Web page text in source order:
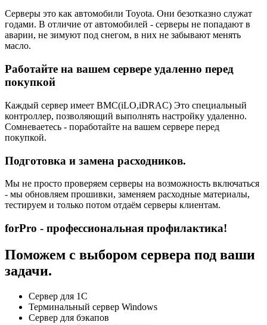
Серверы это как автомобили Toyota. Они безотказно служат
годами. В отличие от автомобилей - серверы не попадают в
аварии, не зимуют под снегом, в них не забывают менять
масло.
Работайте на вашем сервере удаленно перед
покупкой
Каждый сервер имеет BMC(iLO,iDRAC) Это специальный
контроллер, позволяющий выполнять настройку удаленно.
Сомневаетесь - поработайте на вашем сервере перед
покупкой.
Подготовка и замена расходников.
Мы не просто проверяем серверы на возможность включаться
- мы обновляем прошивки, заменяем расходные материалы,
тестируем и только потом отдаём серверы клиентам.
forPro - профессиональная профилактика!
Поможем с выбором сервера под ваши
задачи.
Сервер для 1С
Терминальный сервер Windows
Сервер для бэкапов